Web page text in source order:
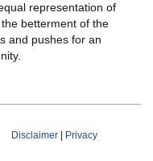
representation of
betterment of the
and pushes for an
Disclaimer Privacy